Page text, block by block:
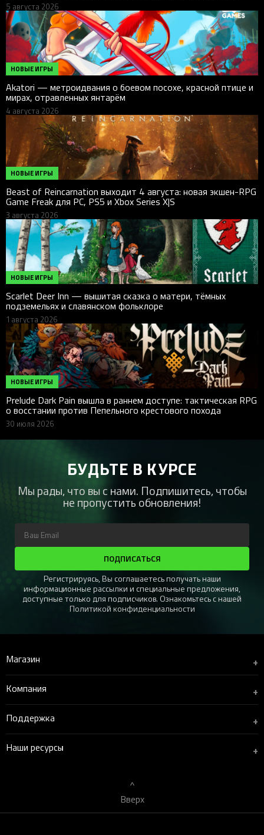
5 августа 2026
НОВЫЕ ИГРЫ
Akatori — метроидвания о боевом посохе, красной птице и
мирах, отравленных янтарём
4 августа 2026
НОВЫЕ ИГРЫ
Beast of Reincarnation выходит 4 августа: новая экшен-RPG
Game Freak для PC, PS5 и Xbox Series X|S
3 августа 2026
НОВЫЕ ИГРЫ
Scarlet Deer Inn — вышитая сказка о матери, тёмных
подземельях и славянском фольклоре
1 августа 2026
НОВЫЕ ИГРЫ
Prelude Dark Pain вышла в раннем доступе: тактическая RPG
о восстании против Пепельного крестового похода
30 июля 2026
БУДЬТЕ В КУРСЕ
Мы рады, что вы с нами. Подпишитесь, чтобы
не пропустить обновления!
ПОДПИСАТЬСЯ
Регистрируясь, Вы соглашаетесь получать наши
информационные рассылки и специальные предложения,
доступные только для подписчиков. Ознакомьтесь с нашей
Политикой конфиденциальности
Магазин +
Компания +
Поддержка +
Наши ресурсы +
Вверх